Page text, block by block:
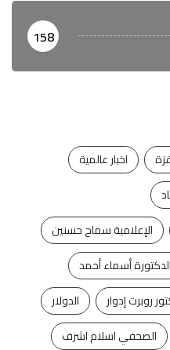
158
اخبار عالمية
الإعلامية سماح حسنين
الدكتورة أسماء أحمد
روبرت إدوار
الدولار
الصحفي اسلام اشرف